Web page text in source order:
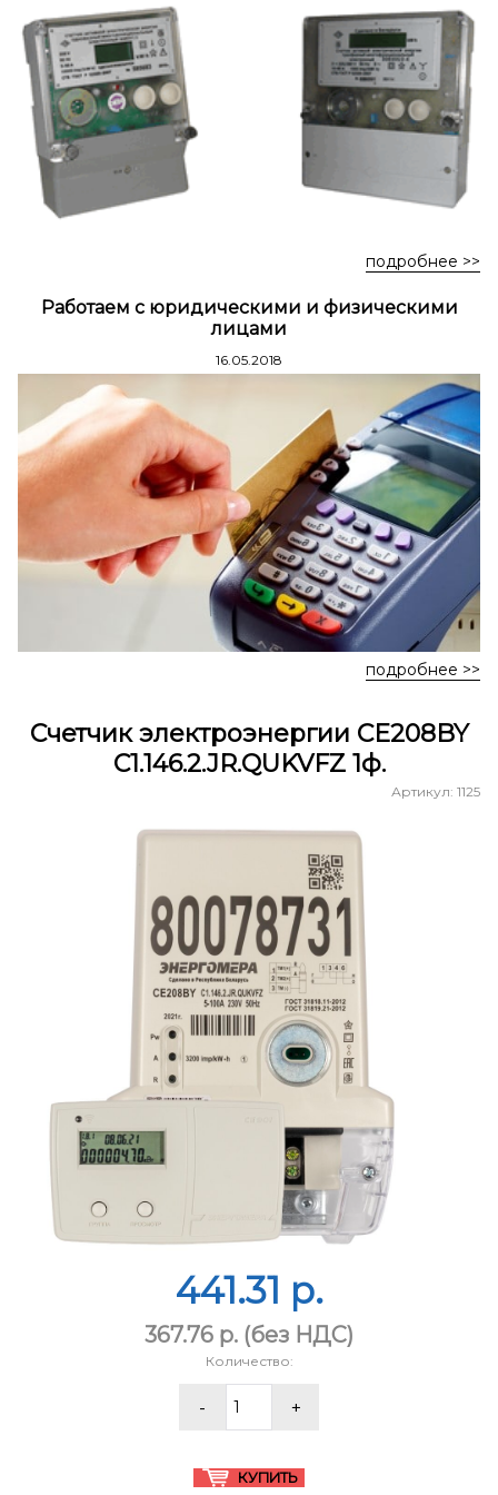
Стремянки стальные
Стремянки двухсторонние стальные
подробнее >>
Работаем с юридическими и физическими
лицами
16.05.2018
подробнее >>
Счетчик электроэнергии СЕ208BY
C1.146.2.JR.QUKVFZ 1ф.
Артикул: 1125
441.31 p.
367.76 p. (без НДС)
Количество: